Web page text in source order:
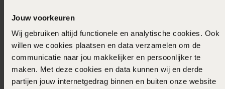
Jouw voorkeuren
Wij gebruiken altijd functionele en analytische cookies. Ook
willen we cookies plaatsen en data verzamelen om de
communicatie naar jou makkelijker en persoonlijker te
maken. Met deze cookies en data kunnen wij en derde
partijen jouw internetgedrag binnen en buiten onze website
Filter